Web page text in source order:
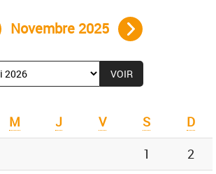
Mois précédent
Novembre 2025
Mois suivant
Afficher
le
de
:
M J V S
D
1
2